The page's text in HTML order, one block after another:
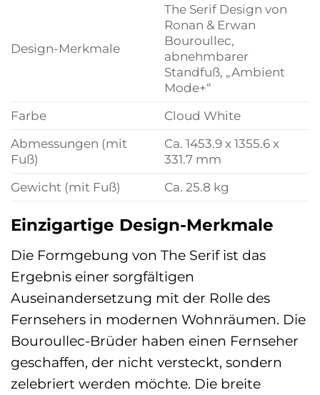
Design-Merkmale
The Serif Design von
Ronan & Erwan
Bouroullec,
abnehmbarer
Standfuß, „Ambient
Mode+“
Farbe
Cloud White
Abmessungen (mit
Fuß)
Ca. 1453.9 x 1355.6 x
331.7 mm
Gewicht (mit Fuß)
Ca. 25.8 kg
Einzigartige Design-Merkmale
Die Formgebung von The Serif ist das
Ergebnis einer sorgfältigen
Auseinandersetzung mit der Rolle des
Fernsehers in modernen Wohnräumen. Die
Bouroullec-Brüder haben einen Fernseher
geschaffen, der nicht versteckt, sondern
zelebriert werden möchte. Die breite